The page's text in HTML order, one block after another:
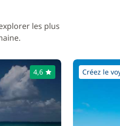
les plus
4,6 Créez le